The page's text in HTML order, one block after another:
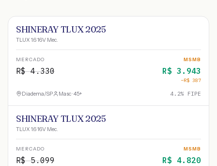
SHINERAY TLUX 2025
TLUX 1.6 16V Mec.
MERCADO
R$4.330
MSMB
R$ 3.943
−R$ 387
Diadema/SP Masc · 45+ 4.2% FIPE
SHINERAY TLUX 2025
TLUX 1.6 16V Mec.
MERCADO
R$5.099
MSMB
R$ 4.820